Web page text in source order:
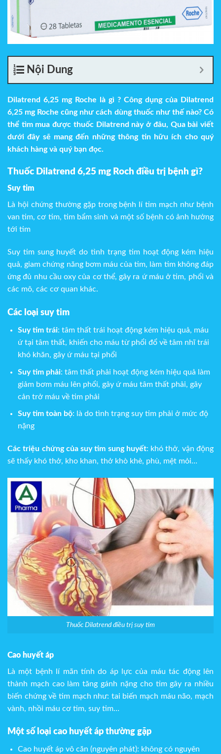
Nội Dung
Dilatrend 6,25 mg Roche là gì ? Công dụng của Dilatrend
6,25 mg Roche cũng như cách dùng thuốc như thế nào? Có
thể tìm mua được thuốc Dilatrend này ở đâu, Qua bài viết
dưới đây sẽ mang đến những thông tin hữu ích cho quý
khách hàng và quý bạn đọc.
Thuốc Dilatrend 6,25 mg Roch điều trị bệnh gì?
Suy tim
Là hội chứng thường gặp trong bệnh lí tim mạch như bệnh
van tim, cơ tim, tim bẩm sinh và một số bệnh có ảnh hưởng
tới tim
Suy tim sung huyết do tình trạng tim hoạt động kém hiệu
quả, giam chứng năng bơm máu của tim, làm tim không đáp
ứng đủ nhu cầu oxy của cơ thể, gây ra ứ máu ở tim, phổi và
các mô, các cơ quan khác.
Các loại suy tim
Suy tim trái: tâm thất trái hoạt động kém hiệu quả, máu
ứ tại tâm thất, khiến cho máu từ phổi đổ về tâm nhĩ trái
khó khăn, gây ứ máu tại phổi
Suy tim phải: tâm thất phải hoạt động kém hiệu quả làm
giảm bơm máu lên phổi, gây ứ máu tâm thất phải, gây
cản trở máu về tim phải
Suy tim toàn bộ: là do tình trạng suy tim phải ở mức độ
nặng
Các triệu chứng của suy tim sung huyết: khó thở, vận động
sẽ thấy khó thở, kho khan, thở khò khè, phù, mệt mỏi…
Thuốc Dilatrend điều trị suy tim
Cao huyết áp
Là một bệnh lí mãn tính do áp lực của máu tác động lên
thành mạch cao làm tăng gánh nặng cho tim gây ra nhiều
biến chứng về tim mạch như: tai biến mạch máu não, mạch
vành, nhồi máu cơ tim, suy tim…
Một số loại cao huyết áp thường gặp
Cao huyết áp vô căn (nguyên phát): không có nguyên